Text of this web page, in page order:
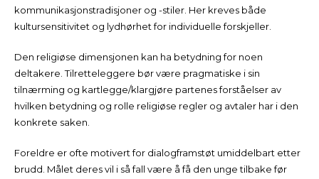
kommunikasjonstradisjoner og -stiler. Her kreves både
kultursensitivitet og lydhørhet for individuelle forskjeller.
Den religiøse dimensjonen kan ha betydning for noen
deltakere. Tilretteleggere bør være pragmatiske i sin
tilnærming og kartlegge/klargjøre partenes forståelser av
hvilken betydning og rolle religiøse regler og avtaler har i den
konkrete saken.
Foreldre er ofte motivert for dialogframstøt umiddelbart etter
brudd. Målet deres vil i så fall være å få den unge tilbake før